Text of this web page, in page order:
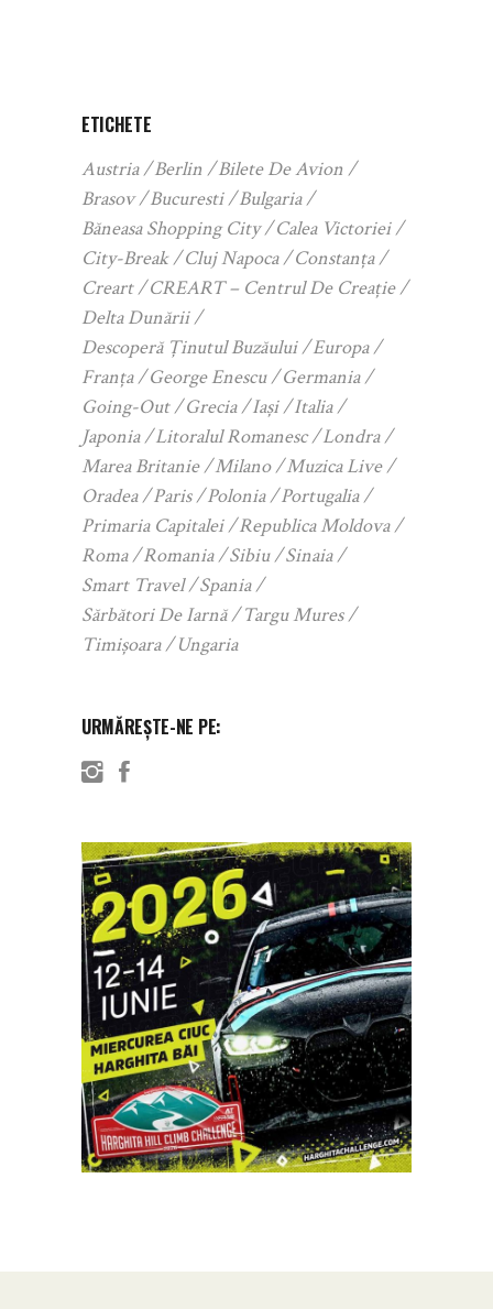
ETICHETE
Austria Berlin
Bilete De Avion
Brasov
Bucuresti
Bulgaria
Băneasa Shopping City
Calea Victoriei
City-Break
Cluj Napoca
Constanța
Creart
CREART – Centrul De Creație
Delta Dunării
Descoperă Ținutul Buzăului
Europa
Franța
George Enescu
Germania
Going-Out
Grecia Iași
Italia
Japonia
Litoralul Romanesc
Londra
Marea Britanie
Milano
Muzica Live
Oradea
Paris Polonia
Portugalia
Primaria Capitalei
Republica Moldova
Roma
Romania Sibiu
Sinaia
Smart Travel
Spania
Sărbători De Iarnă
Targu Mures
Timișoara
Ungaria
URMĂREȘTE-NE PE: